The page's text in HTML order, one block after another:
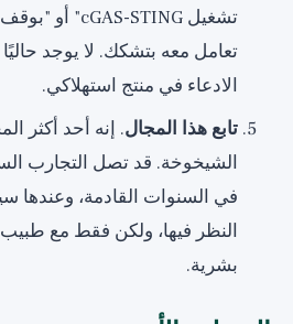
تعامل معه بتشكك. لا يوجد
الادعاء في منتج استهلاكي.
تابع هذا المجال. إنه أحد أكثر
الشيخوخة. قد تصل التجارب
في السنوات القادمة، وعندها
النظر فيها، ولكن فقط مع
بشرية.